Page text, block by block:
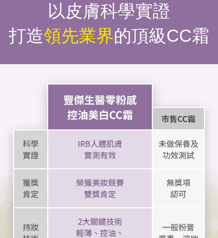
以皮膚科學實證
打造領先業界的頂級CC霜